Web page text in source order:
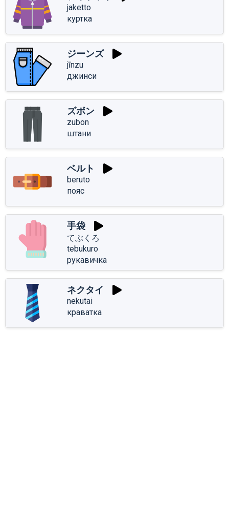
jaketto
куртка
ジーンズ
jīnzu
джинси
ズボン
zubon
штани
ベルト
beruto
пояс
手袋
てぶくろ
tebukuro
рукавичка
ネクタイ
nekutai
краватка